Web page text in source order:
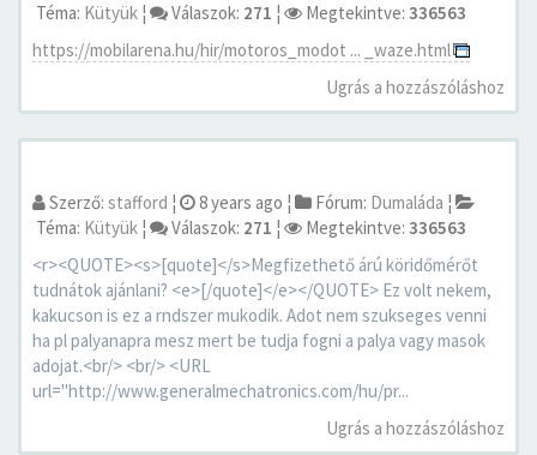
Téma: Kütyük ¦ Válaszok: 271 ¦ Megtekintve: 336563
https://mobilarena.hu/hir/motoros_modot ... _waze.html
Ugrás a hozzászóláshoz
Szerző: stafford ¦ 8 years ago ¦ Fórum: Dumaláda ¦
Téma: Kütyük ¦ Válaszok: 271 ¦ Megtekintve: 336563
<r><QUOTE><s>[quote]</s>Megfizethető árú köridőmérőt
tudnátok ajánlani? <e>[/quote]</e></QUOTE> Ez volt nekem,
kakucson is ez a rndszer mukodik. Adot nem szukseges venni
ha pl palyanapra mesz mert be tudja fogni a palya vagy masok
adojat.<br/> <br/> <URL
url="http://www.generalmechatronics.com/hu/pr...
Ugrás a hozzászóláshoz